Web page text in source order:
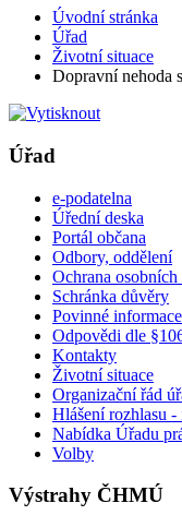
Úvodní stránka
Úřad
Životní situace
Dopravní nehoda
Úřad
e-podatelna
Úřední deska
Portál občana
Odbory, oddělení
Ochrana
Schránka důvěry
Povinné
Odpovědi dle
Kontakty
Životní situace
Organizační řád
Hlášení rozhlasu
Nabídka Úřadu
Volby
Výstrahy ČHMÚ